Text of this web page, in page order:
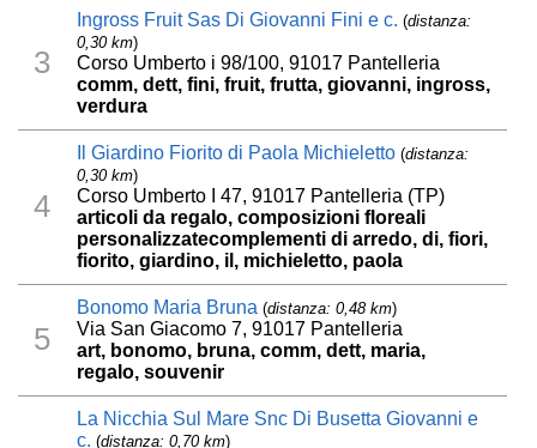
3
Ingross Fruit Sas Di Giovanni Fini e c. (distanza:
0,30 km)
Corso Umberto i 98/100, 91017 Pantelleria
comm, dett, fini, fruit, frutta, giovanni, ingross,
verdura
4
Il Giardino Fiorito di Paola Michieletto (distanza:
0,30 km)
Corso Umberto I 47, 91017 Pantelleria (TP)
articoli da regalo, composizioni floreali
personalizzatecomplementi di arredo, di, fiori,
fiorito, giardino, il, michieletto, paola
5
Bonomo Maria Bruna (distanza: 0,48 km)
Via San Giacomo 7, 91017 Pantelleria
art, bonomo, bruna, comm, dett, maria,
regalo, souvenir
La Nicchia Sul Mare Snc Di Busetta Giovanni e
c. (distanza: 0,70 km)